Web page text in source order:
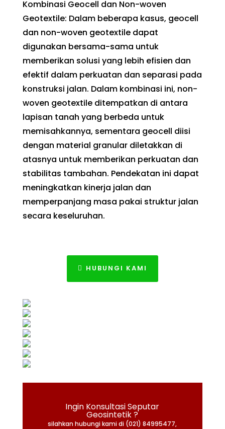
Kombinasi Geocell dan Non-woven
Geotextile: Dalam beberapa kasus, geocell
dan non-woven geotextile dapat
digunakan bersama-sama untuk
memberikan solusi yang lebih efisien dan
efektif dalam perkuatan dan separasi pada
konstruksi jalan. Dalam kombinasi ini, non-
woven geotextile ditempatkan di antara
lapisan tanah yang berbeda untuk
memisahkannya, sementara geocell diisi
dengan material granular diletakkan di
atasnya untuk memberikan perkuatan dan
stabilitas tambahan. Pendekatan ini dapat
meningkatkan kinerja jalan dan
memperpanjang masa pakai struktur jalan
secara keseluruhan.
HUBUNGI KAMI
Ingin Konsultasi Seputar
Geosintetik ?
silahkan hubungi kami di (021) 84995477,